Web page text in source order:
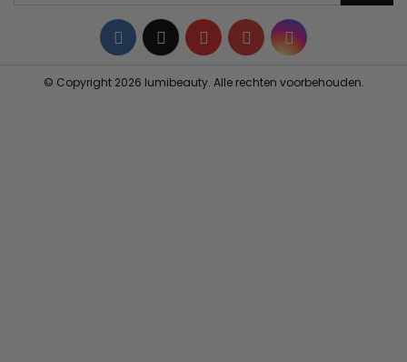
Facebook
TwitterYouTubePinterestInstagram
© Copyright 2026 lumibeauty. Alle rechten voorbehouden.